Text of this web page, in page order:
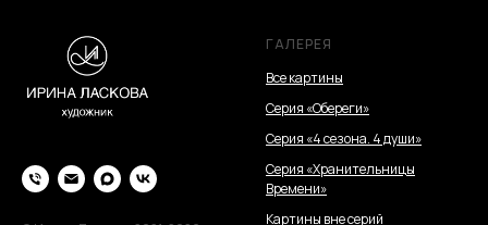
ГАЛЕРЕЯ
Все картины
Серия «Обереги»
Серия «4 сезона. 4 души»
Серия «Хранительницы
Времени»
Картины вне серий